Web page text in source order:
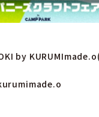
by KURUMImade.o(